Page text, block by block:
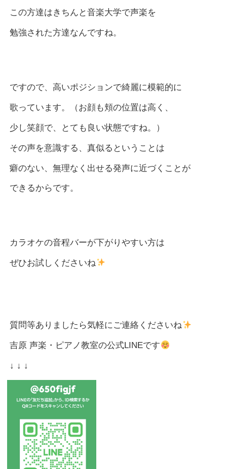
この方達はきちんと音楽大学で声楽を
勉強された方達なんですね。
ですので、高いポジションで綺麗に模範的に
歌っています。（お顔も頬の位置は高く、
少し笑顔で、とても良い状態ですね。）
その声を意識する、真似るということは
癖のない、無理なく出せる発声に近づくことが
できるからです。
カラオケの音程バーが下がりやすい方は
ぜひお試しくださいね
質問等ありましたら気軽にご連絡くださいね
吉原 声楽・ピアノ教室の公式LINEです
↓ ↓ ↓